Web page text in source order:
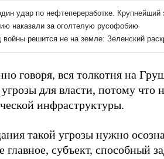
говоря, вся толкотня на
для власти, потому что
инфраструктуры.
такой угрозы нужно
главное, субъект, способный